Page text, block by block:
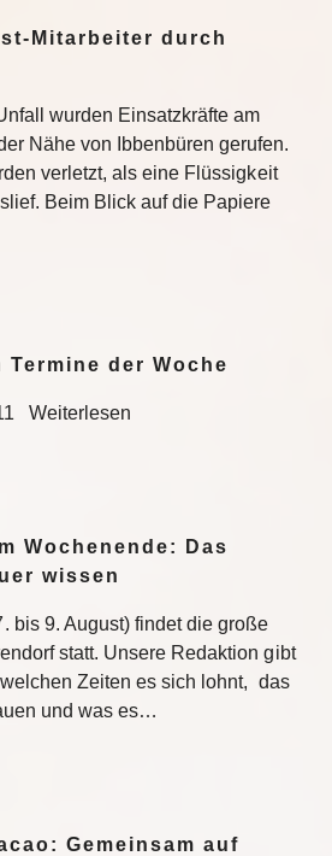
Mitarbeiter durch
wurden Einsatzkräfte am
Nähe von Ibbenbüren gerufen.
verletzt, als eine Flüssigkeit
Beim Blick auf die Papiere
der Woche
Weiterlesen
Wochenende: Das
wissen
bis 9. August) findet die große
statt. Unsere Redaktion gibt
Zeiten es sich lohnt, das
und was es…
Gemeinsam auf